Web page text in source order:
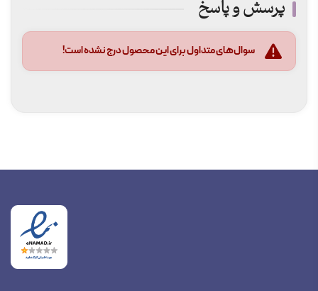
پرسش و پاسخ
سوال‌های متداول برای این محصول درج نشده است!